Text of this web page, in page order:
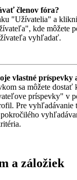
členov fóra?
"Užívatelia" a
kde môžete
vyhľadať.
vlastné príspevky
sa môžete dostať
príspevky" v
Pre vyhľadávanie
a záložiek